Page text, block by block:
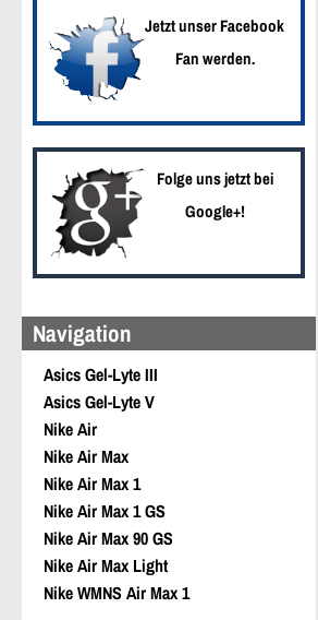
Jetzt unser Facebook
Fan werden.
Folge uns jetzt bei
Google+!
Navigation
Asics Gel-Lyte III
Asics Gel-Lyte V
Nike Air
Nike Air Max
Nike Air Max 1
Nike Air Max 1 GS
Nike Air Max 90 GS
Nike Air Max Light
Nike WMNS Air Max 1